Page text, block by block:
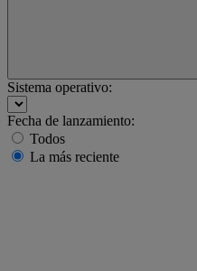
Sistema operativo:
Fecha de lanzamiento:
Todos
La más reciente